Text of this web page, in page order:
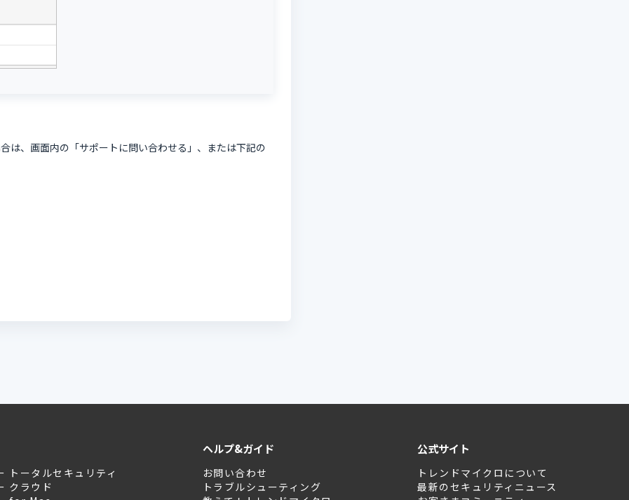
は、画面内の「サポートに問い合わせる」、または下記の
トータルセキュリティ
クラウド
ヘルプ&ガイド
お問い合わせ
トラブルシューティング
公式サイト
トレンドマイクロについて
最新のセキュリティニュース